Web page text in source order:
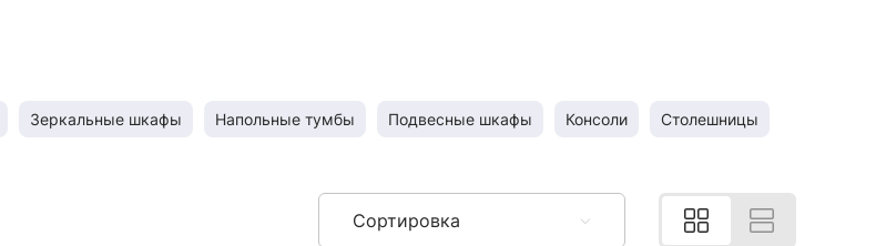
Зеркальные шкафы Напольные тумбы Подвесные шкафы Консоли Столешницы
Сортировка